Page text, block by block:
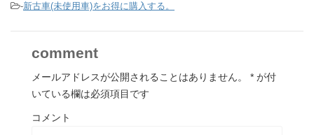
-新古車(未使用車)をお得に購入する。
comment
メールアドレスが公開されることはありません。 * が付
いている欄は必須項目です
コメント